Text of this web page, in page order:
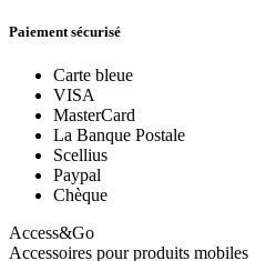
Paiement sécurisé
Carte bleue
VISA
MasterCard
La Banque Postale
Scellius
Paypal
Chèque
Access&Go
Accessoires pour produits mobiles